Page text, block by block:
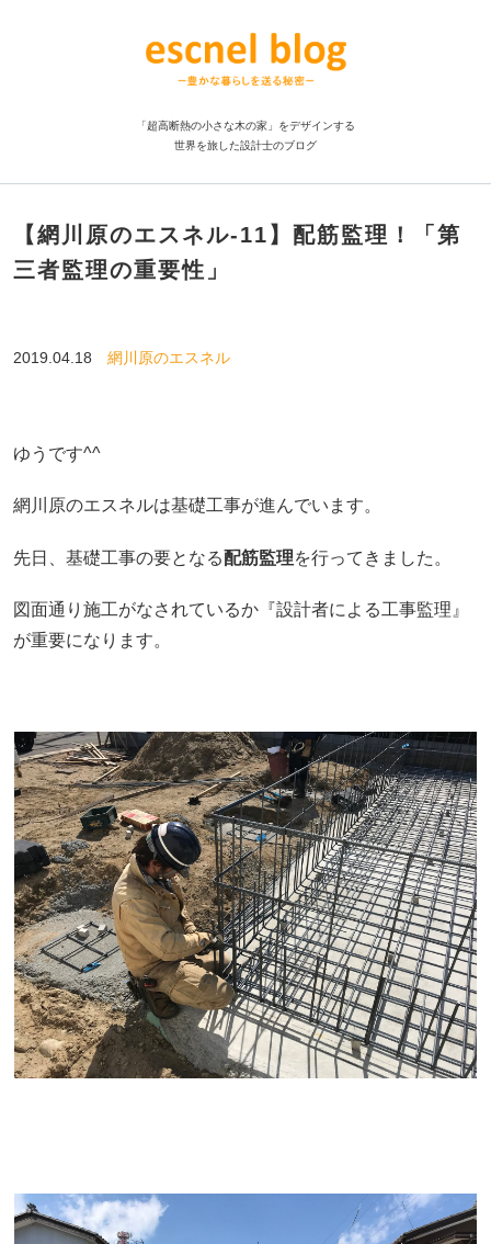
「超高断熱の小さな木の家」をデザインする
世界を旅した設計士のブログ
【網川原のエスネル‐11】配筋監理！「第
三者監理の重要性」
2019.04.18 網川原のエスネル
ゆうです^^
網川原のエスネルは基礎工事が進んでいます。
先日、基礎工事の要となる配筋監理を行ってきました。
図面通り施工がなされているか『設計者による工事監理』
が重要になります。